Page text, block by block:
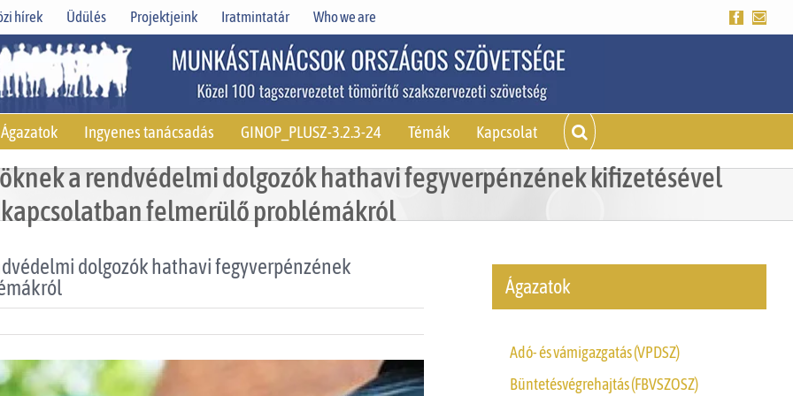
hírek Üdülés Projektjeink Iratmintatár Who we are Facebook
Ágazatok Ingyenes tanácsadás GINOP_PLUSZ-3.2.3-24 Témák Kapcsolat
a rendvédelmi dolgozók hathavi fegyverpénzének kifizetésével
kapcsolatban felmerülő problémákról
dolgozók hathavi fegyverpénzének
Ágazatok
Adó- és vámigazgatás (VPDSZ)
Büntetésvégrehajtás (FBVSZOSZ)